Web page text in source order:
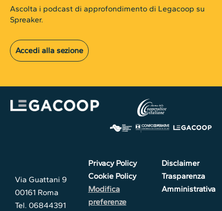
Ascolta i podcast di approfondimento di Legacoop su
Spreaker.
Accedi alla sezione
Via Guattani 9
00161 Roma
Tel. 06844391
Privacy Policy
Cookie Policy
Modifica
preferenze
Disclaimer
Trasparenza
Amministrativa